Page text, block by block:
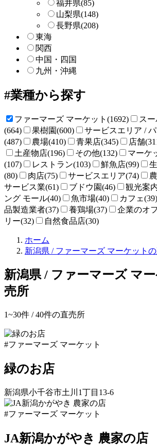
福井県(85)
山梨県(148)
長野県(208)
東海
関西
中国・四国
九州・沖縄
業種から探す
ファーマーズ マーケット(1692)
ス
(664)
果樹園(600)
サービスエリア /
(487)
農場(410) 青果店(345) 店舗
土産物店(196)
その他(132) マーケ
(107)
レストラン(103) 鮮魚店(99)
(80)
肉店(75) サービスエリア(74)
サービス業(61)
ブドウ園(46) 観光案
ング モール(40)
魚市場(40) カフェ(39)
品製造業者(37)
養鶏場(37) 企業のオ
リー(32)
自然食品店(30)
ホーム
売
ね
っ
新潟県 / ファーマーズ マーケット
新潟県 / ファーマーズ マ
売所
1~30件 /40件の直売所
#ファーマーズ マーケット
緑のお店
新潟県小千谷市土川1丁目13-6
県
#ファーマーズ マーケット
JA新潟かがやき 農家の店